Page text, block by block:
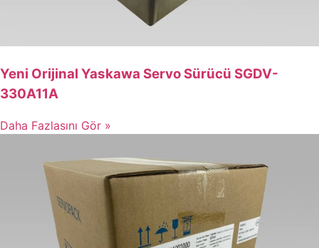
Yeni Orijinal Yaskawa Servo Sürücü SGDV-
330A11A
Daha Fazlasını Gör »